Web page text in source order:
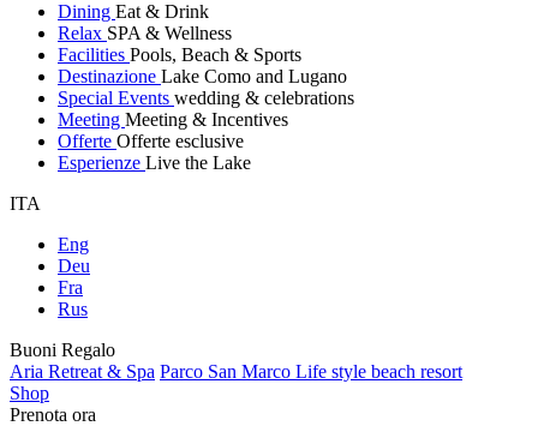
Dining Eat & Drink
Relax SPA & Wellness
Facilities Pools, Beach & Sports
Destinazione Lake Como and Lugano
Special Events wedding & celebrations
Meeting Meeting & Incentives
Offerte Offerte esclusive
Esperienze Live the Lake
ITA
Eng
Deu
Fra
Rus
Buoni Regalo
Aria Retreat & Spa Parco San Marco Life style beach resort
Shop
Prenota ora